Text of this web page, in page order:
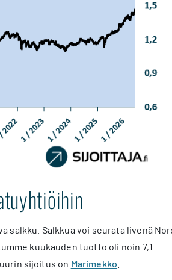
salkku. Salkkua voi seurata livenä
kuukauden tuotto oli noin 7,1
sijoitus on Marimekko